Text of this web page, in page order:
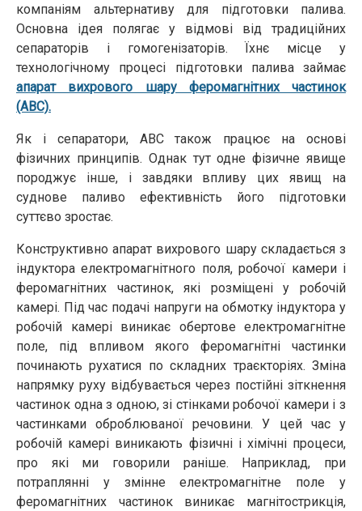
компаніям альтернативу для підготовки палива.
Основна ідея полягає у відмові від традиційних
сепараторів і гомогенізаторів. Їхнє місце у
технологічному процесі підготовки палива займає
апарат вихрового шару феромагнітних частинок
(АВС).
Як і сепаратори, АВС також працює на основі
фізичних принципів. Однак тут одне фізичне явище
породжує інше, і завдяки впливу цих явищ на
суднове паливо ефективність його підготовки
суттєво зростає.
Конструктивно апарат вихрового шару складається з
індуктора електромагнітного поля, робочої камери і
феромагнітних частинок, які розміщені у робочій
камері. Під час подачі напруги на обмотку індуктора у
робочій камері виникає обертове електромагнітне
поле, під впливом якого феромагнітні частинки
починають рухатися по складних траєкторіях. Зміна
напрямку руху відбувається через постійні зіткнення
частинок одна з одною, зі стінками робочої камери і з
частинками оброблюваної речовини. У цей час у
робочій камері виникають фізичні і хімічні процеси,
про які ми говорили раніше. Наприклад, при
потраплянні у змінне електромагнітне поле у
феромагнітних частинок виникає магнітострикція,